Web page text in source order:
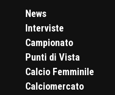
News
Interviste
Campionato
Punti di Vista
Calcio Femminile
Calciomercato